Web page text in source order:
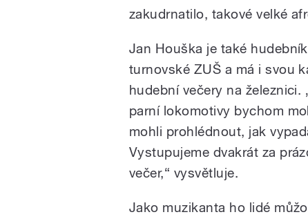
zakudrnatilo, takové velké
Jan Houška je také
turnovské ZUŠ a má i svou
hudební večery na železnici.
parní lokomotivy bychom
mohli prohlédnout, jak
Vystupujeme dvakrát za
večer,“ vysvětluje.
Jako muzikanta ho lidé